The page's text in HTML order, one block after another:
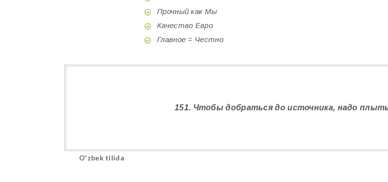
Прочный как Мы
Качество Евро
Главное = Честно
151. Чтобы добраться до источника, надо
O'zbek tilida